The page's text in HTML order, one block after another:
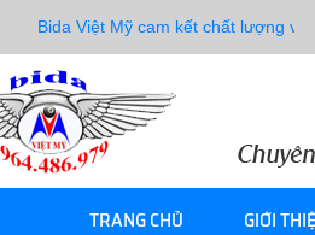
Bida Việt Mỹ cam kết chất lượng và giá tốt
TRANG CHỦ GIỚI